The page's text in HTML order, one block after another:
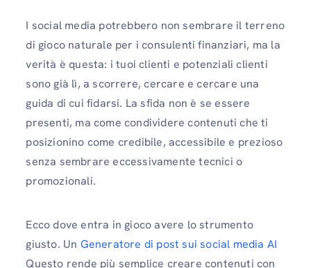
I social media potrebbero non sembrare il terreno
di gioco naturale per i consulenti finanziari, ma la
verità è questa: i tuoi clienti e potenziali clienti
sono già lì, a scorrere, cercare e cercare una
guida di cui fidarsi. La sfida non è se essere
presenti, ma come condividere contenuti che ti
posizionino come credibile, accessibile e prezioso
senza sembrare eccessivamente tecnici o
promozionali.
Ecco dove entra in gioco avere lo strumento
giusto. Un Generatore di post sui social media AI
Questo rende più semplice creare contenuti con